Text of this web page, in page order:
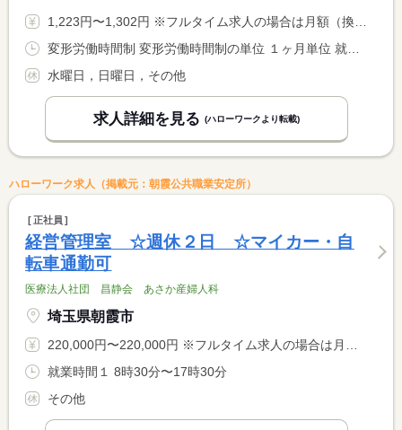
1,223円〜1,302円 ※フルタイム求人の場合は月額（換算額）、パート求人の場合は時間額を表示しています。
水曜日，日曜日，その他
求人詳細を見る (ハローワークより転載)
ハローワーク求人（掲載元：朝霞公共職業安定所）
正社員
経営管理室 ☆週休２日 ☆マイカー・自
転車通勤可
医療法人社団 昌静会 あさか産婦人科
埼玉県朝霞市
220,000円〜220,000円 ※フルタイム求人の場合は月額（換算額）、パート求人の場合は時間額を表示しています。
就業時間１ 8時30分〜17時30分
その他